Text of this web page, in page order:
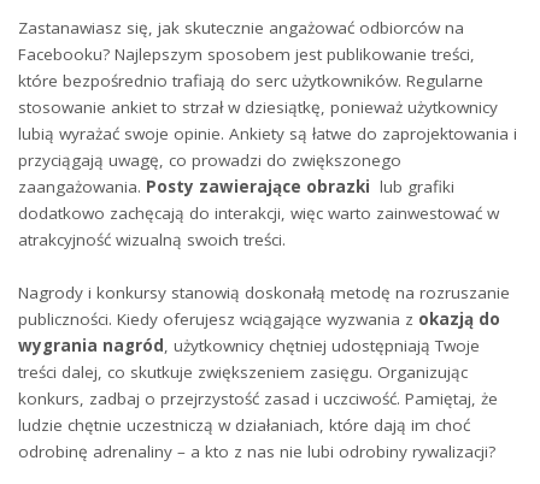
Zastanawiasz się, jak skutecznie angażować odbiorców na
‍Facebooku? ‍Najlepszym sposobem jest publikowanie treści,
które bezpośrednio trafiają ⁢do serc użytkowników. ⁤Regularne
⁢stosowanie ⁢ankiet to strzał w dziesiątkę, ponieważ użytkownicy
lubią​ wyrażać swoje opinie. Ankiety ⁣są łatwe‌ do zaprojektowania i
⁣przyciągają uwagę, co prowadzi ⁤do zwiększonego
zaangażowania. Posty ⁣zawierające obrazki ⁢ lub grafiki
dodatkowo‌ zachęcają​ do interakcji, więc warto ‌zainwestować w
atrakcyjność wizualną swoich treści.
Nagrody i ⁤konkursy stanowią⁤ doskonałą metodę na rozruszanie
⁢publiczności. Kiedy oferujesz wciągające wyzwania z⁤ okazją do
wygrania ​nagród, użytkownicy chętniej udostępniają ⁣Twoje
treści dalej, co skutkuje zwiększeniem zasięgu. Organizując
⁤konkurs, zadbaj o przejrzystość zasad i uczciwość.⁢ Pamiętaj,‌ że
ludzie‌ chętnie uczestniczą w ​działaniach, które dają im choć‌
odrobinę adrenaliny – ​a kto z nas nie lubi odrobiny rywalizacji?